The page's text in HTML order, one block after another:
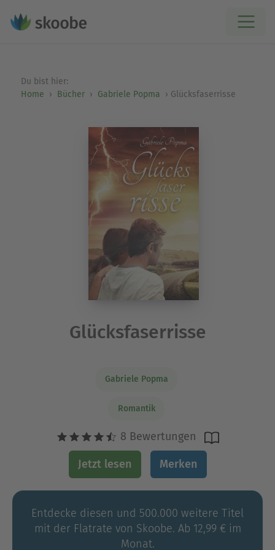
Du bist hier:
Home
Bücher Gabriele Popma Glücksfaserrisse
Glücksfaserrisse
Gabriele Popma
Romantik
8 Bewertungen
Jetzt lesen Merken
Entdecke diesen und 500.000 weitere Titel
mit der Flatrate von Skoobe. Ab 12,99 € im
Monat.